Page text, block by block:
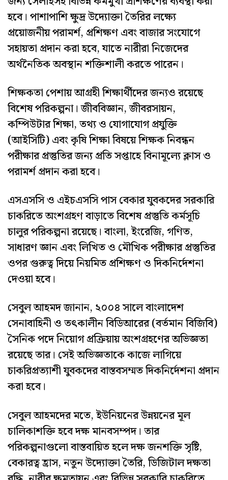
হবে। পাশাপাশি ক্ষুদ্র উদ্যোক্তা তৈরির লক্ষ্যে
প্রয়োজনীয় পরামর্শ, প্রশিক্ষণ এবং বাজার সংযোগে
সহায়তা প্রদান করা হবে, যাতে নারীরা নিজেদের
অর্থনৈতিক অবস্থান শক্তিশালী করতে পারেন।
শিক্ষকতা পেশায় আগ্রহী শিক্ষার্থীদের জন্যও রয়েছে
বিশেষ পরিকল্পনা। জীববিজ্ঞান, জীবরসায়ন,
কম্পিউটার শিক্ষা, তথ্য ও যোগাযোগ প্রযুক্তি
(আইসিটি) এবং কৃষি শিক্ষা বিষয়ে শিক্ষক নিবন্ধন
পরীক্ষার প্রস্তুতির জন্য প্রতি সপ্তাহে বিনামূল্যে ক্লাস ও
পরামর্শ প্রদান করা হবে।
এসএসসি ও এইচএসসি পাস বেকার যুবকদের সরকারি
চাকরিতে অংশগ্রহণ বাড়াতে বিশেষ প্রস্তুতি কর্মসূচি
চালুর পরিকল্পনা রয়েছে। বাংলা, ইংরেজি, গণিত,
সাধারণ জ্ঞান এবং লিখিত ও মৌখিক পরীক্ষার প্রস্তুতির
ওপর গুরুত্ব দিয়ে নিয়মিত প্রশিক্ষণ ও দিকনির্দেশনা
দেওয়া হবে।
সেবুল আহমদ জানান, ২০০৪ সালে বাংলাদেশ
সেনাবাহিনী ও তৎকালীন বিডিআরের (বর্তমান বিজিবি)
সৈনিক পদে নিয়োগ প্রক্রিয়ায় অংশগ্রহণের অভিজ্ঞতা
রয়েছে তার। সেই অভিজ্ঞতাকে কাজে লাগিয়ে
চাকরিপ্রত্যাশী যুবকদের বাস্তবসম্মত দিকনির্দেশনা প্রদান
করা হবে।
সেবুল আহমদের মতে, ইউনিয়নের উন্নয়নের মূল
চালিকাশক্তি হবে দক্ষ মানবসম্পদ। তার
পরিকল্পনাগুলো বাস্তবায়িত হলে দক্ষ জনশক্তি সৃষ্টি,
বেকারত্ব হ্রাস, নতুন উদ্যোক্তা তৈরি, ডিজিটাল দক্ষতা